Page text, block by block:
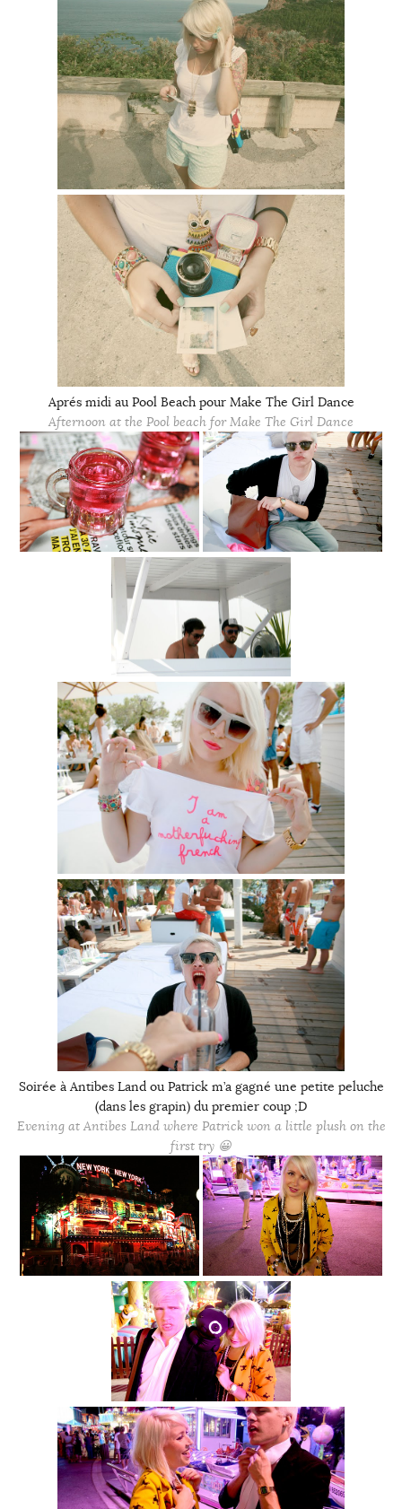
Aprés midi au Pool Beach pour Make The Girl Dance
Afternoon at the Pool beach for Make The Girl Dance
Soirée à Antibes Land ou Patrick m’a gagné une petite peluche
(dans les grapin) du premier coup ;D
Evening at Antibes Land where Patrick won a little plush on the
first try 😀